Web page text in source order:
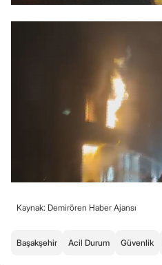
Kaynak: Demirören Haber Ajansı
Başakşehir Acil Durum Güvenlik